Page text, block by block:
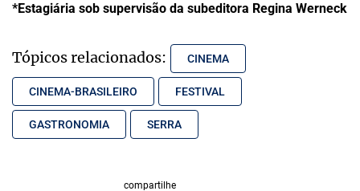
*Estagiária sob supervisão da subeditora Regina Werneck
Tópicos relacionados: CINEMA
CINEMA-BRASILEIRO FESTIVAL
GASTRONOMIA SERRA
compartilhe